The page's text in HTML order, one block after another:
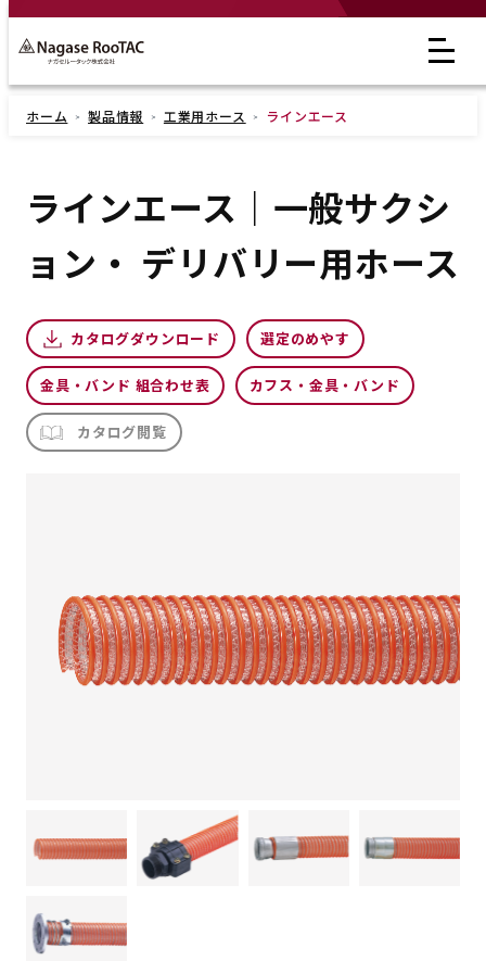
ホーム 製品情報 工業用ホース ラインエース
ラインエース｜一般サクシ
ョン・ デリバリー用ホース
カタログダウンロード 選定のめやす
金具・バンド 組合わせ表 カフス・金具・バンド
カタログ閲覧